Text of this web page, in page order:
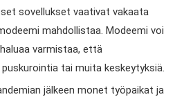
sovellukset vaativat vakaata
mahdollistaa. Modeemi voi
varmistaa, että
tai muita keskeytyksiä.
jälkeen monet työpaikat ja